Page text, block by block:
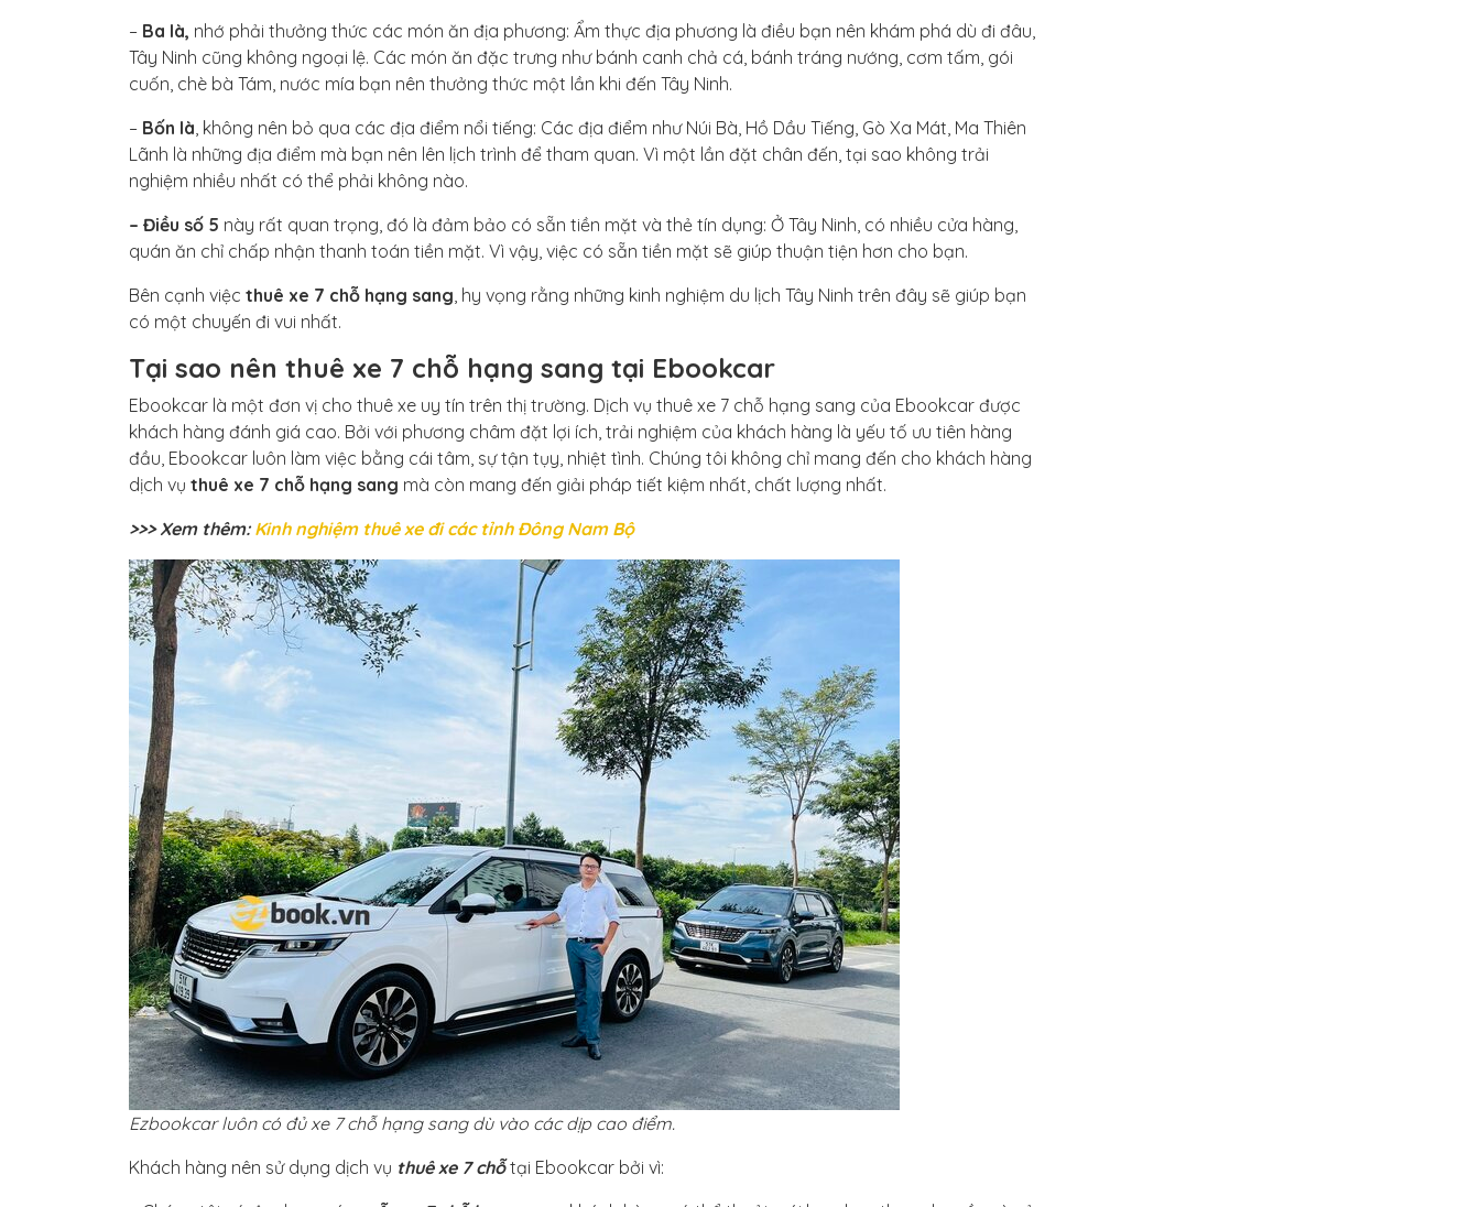
– Ba là, nhớ phải thưởng thức các món ăn địa phương: Ẩm thực địa phương là điều bạn nên khám phá dù đi đâu,
Tây Ninh cũng không ngoại lệ. Các món ăn đặc trưng như bánh canh chả cá, bánh tráng nướng, cơm tấm, gói
cuốn, chè bà Tám, nước mía bạn nên thưởng thức một lần khi đến Tây Ninh.
– Bốn là, không nên bỏ qua các địa điểm nổi tiếng: Các địa điểm như Núi Bà, Hồ Dầu Tiếng, Gò Xa Mát, Ma Thiên
Lãnh là những địa điểm mà bạn nên lên lịch trình để tham quan. Vì một lần đặt chân đến, tại sao không trải
nghiệm nhiều nhất có thể phải không nào.
– Điều số 5 này rất quan trọng, đó là đảm bảo có sẵn tiền mặt và thẻ tín dụng: Ở Tây Ninh, có nhiều cửa hàng,
quán ăn chỉ chấp nhận thanh toán tiền mặt. Vì vậy, việc có sẵn tiền mặt sẽ giúp thuận tiện hơn cho bạn.
Bên cạnh việc thuê xe 7 chỗ hạng sang, hy vọng rằng những kinh nghiệm du lịch Tây Ninh trên đây sẽ giúp bạn
có một chuyến đi vui nhất.
Tại sao nên thuê xe 7 chỗ hạng sang tại Ebookcar
Ebookcar là một đơn vị cho thuê xe uy tín trên thị trường. Dịch vụ thuê xe 7 chỗ hạng sang của Ebookcar được
khách hàng đánh giá cao. Bởi với phương châm đặt lợi ích, trải nghiệm của khách hàng là yếu tố ưu tiên hàng
đầu, Ebookcar luôn làm việc bằng cái tâm, sự tận tụy, nhiệt tình. Chúng tôi không chỉ mang đến cho khách hàng
dịch vụ thuê xe 7 chỗ hạng sang mà còn mang đến giải pháp tiết kiệm nhất, chất lượng nhất.
>>> Xem thêm: Kinh nghiệm thuê xe đi các tỉnh Đông Nam Bộ
Ezbookcar luôn có đủ xe 7 chỗ hạng sang dù vào các dịp cao điểm.
Khách hàng nên sử dụng dịch vụ thuê xe 7 chỗtại Ebookcar bởi vì: